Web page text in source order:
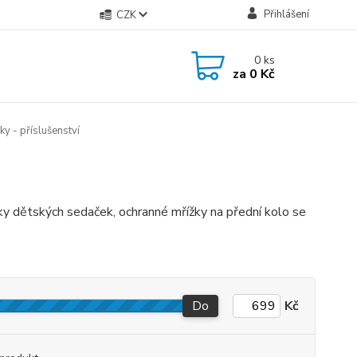
CZK Přihlášení
0ks
za 0 Kč
- příslušenství
dětských sedaček, ochranné mřížky na přední kolo se
Do Kč